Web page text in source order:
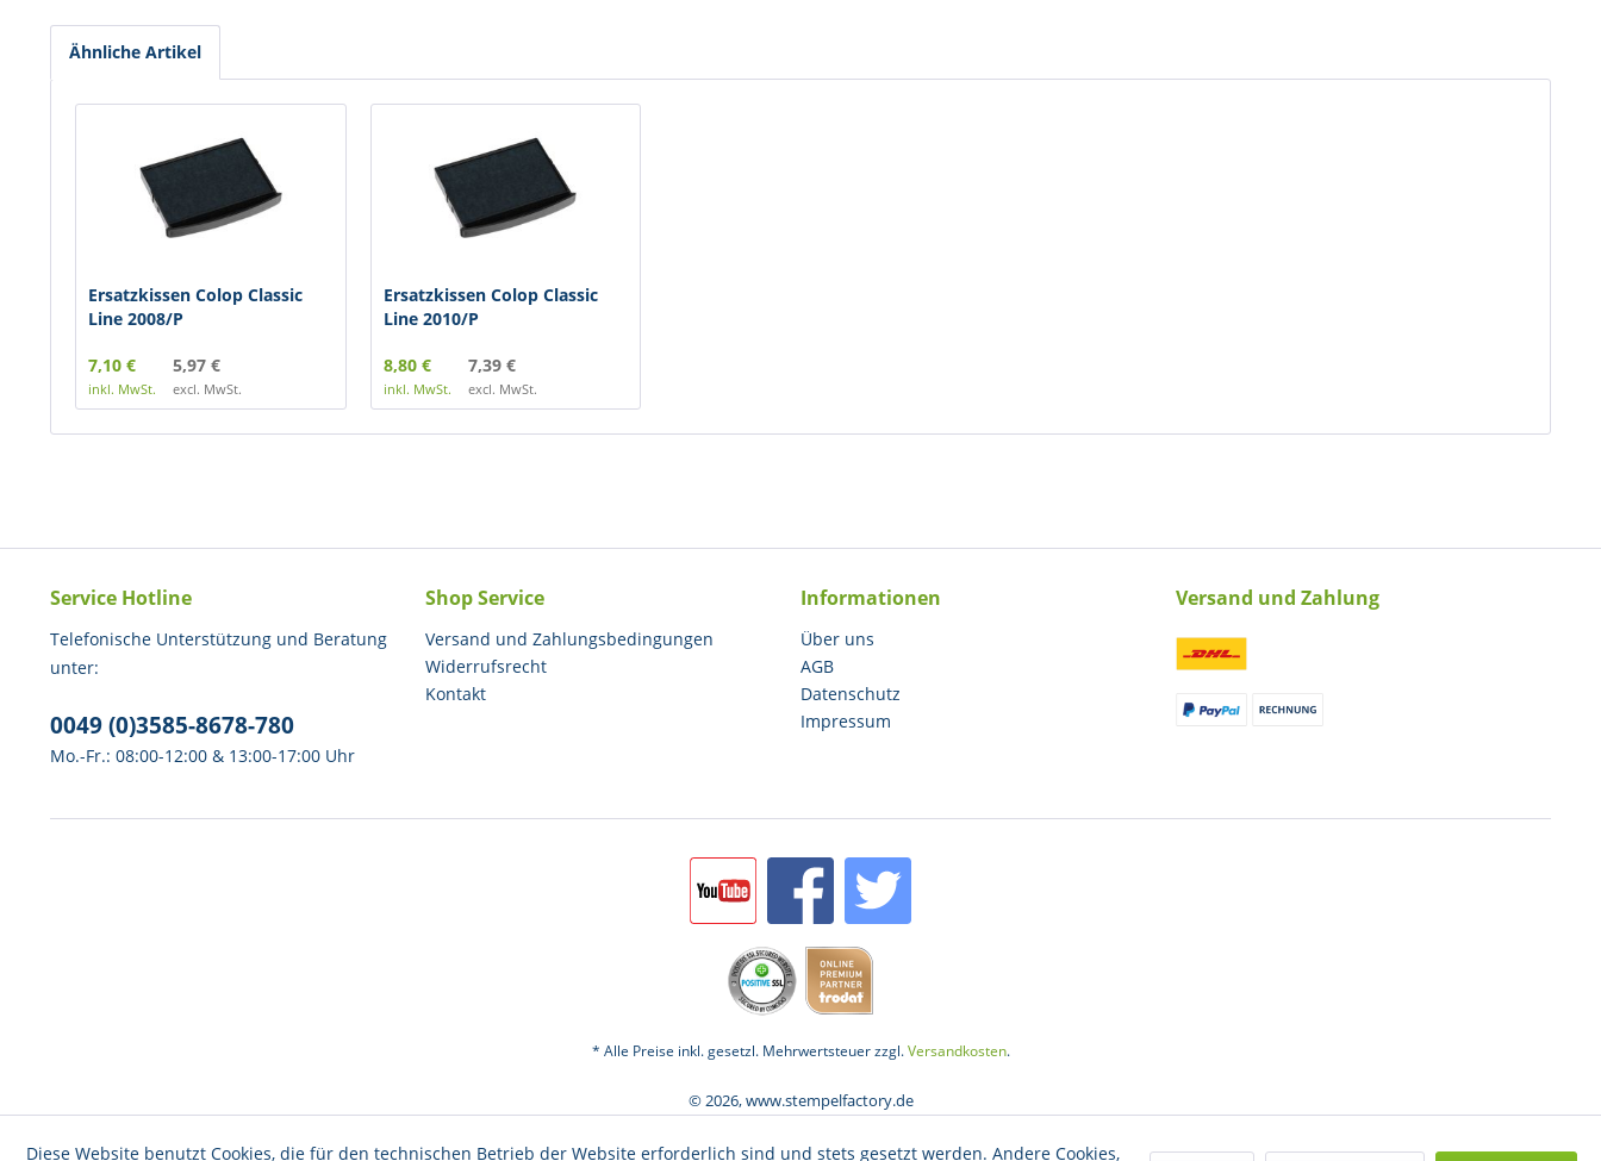
Ähnliche Artikel
Ersatzkissen Colop Classic
Line 2008/P
7,10 €
inkl. MwSt.
5,97 €
excl. MwSt.
Ersatzkissen Colop Classic
Line 2010/P
8,80 €
inkl. MwSt.
7,39 €
excl. MwSt.
Service Hotline
Telefonische Unterstützung und Beratung
unter:
0049 (0)3585-8678-780
Mo.-Fr.: 08:00-12:00 & 13:00-17:00 Uhr
Shop Service
Versand und Zahlungsbedingungen
Widerrufsrecht
Kontakt
Informationen
Über uns
AGB
Datenschutz
Impressum
Versand und Zahlung
* Alle Preise inkl. gesetzl. Mehrwertsteuer zzgl.Versandkosten.
© 2026, www.stempelfactory.de
Diese Website benutzt Cookies, die für den technischen Betrieb der Website erforderlich sind und stets gesetzt werden. Andere Cookies,